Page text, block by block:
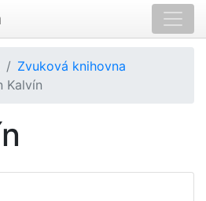
Zvuková knihovna
Kalvín